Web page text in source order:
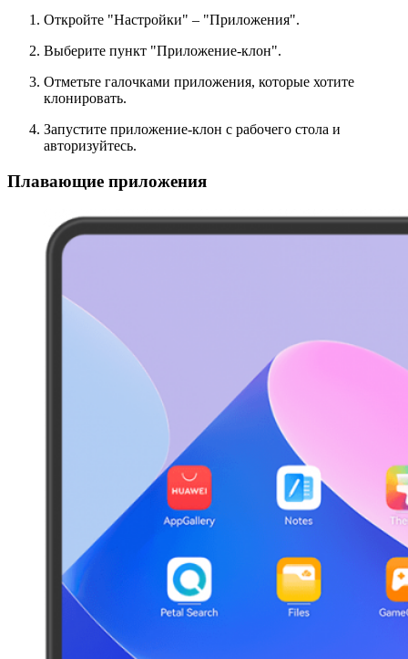
Откройте "Настройки" – "Приложения".
Выберите пункт "Приложение-клон".
Отметьте галочками приложения, которые хотите
клонировать.
Запустите приложение-клон с рабочего стола и
авторизуйтесь.
Плавающие приложения